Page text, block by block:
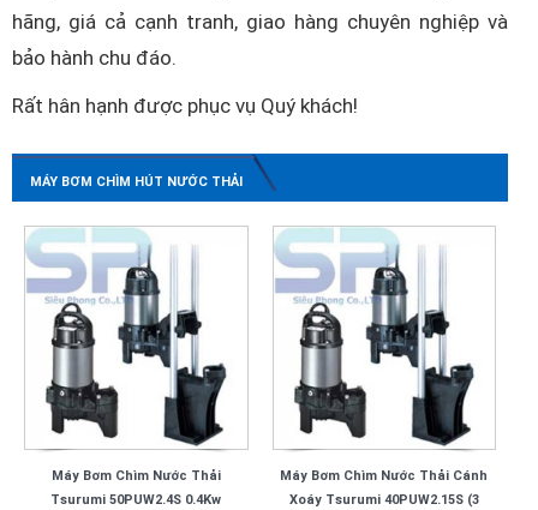
hãng, giá cả cạnh tranh, giao hàng chuyên nghiệp và
bảo hành chu đáo.
Rất hân hạnh được phục vụ Quý khách!
MÁY BƠM CHÌM HÚT NƯỚC THẢI
Máy Bơm Chìm Nước Thải
Tsurumi 50PUW2.4S 0.4Kw
Máy Bơm Chìm Nước Thải Cánh
Xoáy Tsurumi 40PUW2.15S (3